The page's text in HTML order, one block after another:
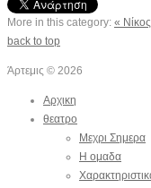
More in this category: «
back to top
Άρτεμις © 2026
Αρχικη
θεατρο
Μεχρι Σημερα
Η ομαδα